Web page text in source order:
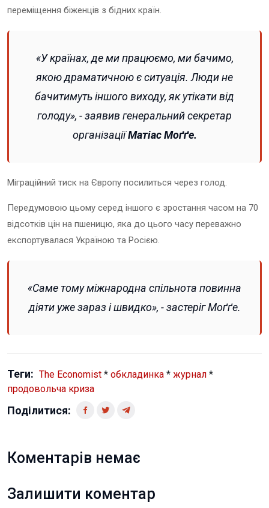
переміщення біженців з бідних країн.
«У країнах, де ми працюємо, ми бачимо,
якою драматичною є ситуація. Люди не
бачитимуть іншого виходу, як утікати від
голоду», - заявив генеральний секретар
організаціїМатіас Моґґе.
Міграційний тиск на Європу посилиться через голод.
Передумовою цьому серед іншого є зростання часом на 70
відсотків цін на пшеницю, яка до цього часу переважно
експортувалася Україною та Росією.
«Саме тому міжнародна спільнота повинна
діяти уже зараз і швидко», - застеріг Моґґе.
Теги: The Economist * обкладинка * журнал *
продовольча криза
Поділитися:
Коментарів немає
Залишити коментар